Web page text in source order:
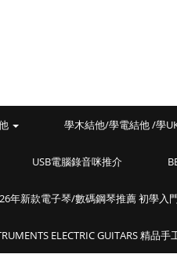
學木結他/學電結他 /學
USB電腦錄音咪推介
年新款電子琴/數碼鋼琴推薦 初學入
ELECTRIC GUITARS 精品手